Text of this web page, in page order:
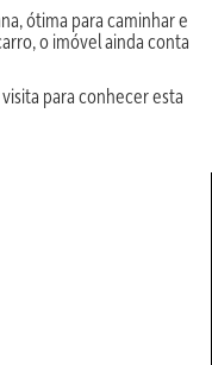
ótima para caminhar e
o imóvel ainda conta
para conhecer esta